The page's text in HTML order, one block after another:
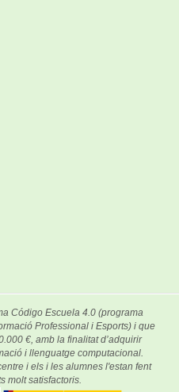
Código Escuela 4.0 (programa
Professional i Esports) i que
€, amb la finalitat d’adquirir
i llenguatge computacional.
i els i les alumnes l'estan fent
molt satisfactoris.